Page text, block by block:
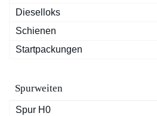
Dieselloks
Schienen
Startpackungen
Spurweiten
Spur H0